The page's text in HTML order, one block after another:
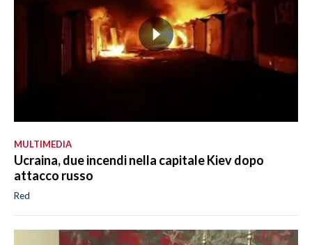
MULTIMEDIA
Ucraina, due incendi nella capitale Kiev dopo
attacco russo
Red